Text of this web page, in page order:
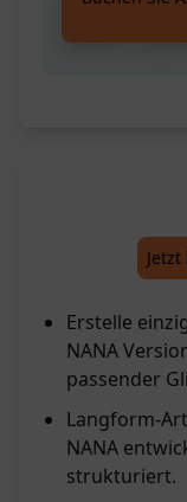
optimierter
Gliederung
Erstelle
NANA
passender
Langform-
NANA
strukturiert.